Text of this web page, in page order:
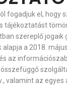
fogadjuk el, hogy
tájékoztatást
szereplő jogaik
a 2018.
az
valamint az